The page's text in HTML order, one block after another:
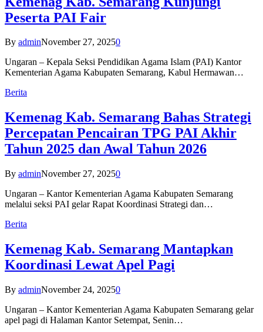
Peserta PAI Fair
By adminNovember 27, 20250
Ungaran – Kepala Seksi Pendidikan Agama Islam (PAI) Kantor
Kementerian Agama Kabupaten Semarang, Kabul Hermawan…
Berita
Kemenag Kab. Semarang Bahas Strategi
Percepatan Pencairan TPG PAI Akhir
Tahun 2025 dan Awal Tahun 2026
By adminNovember 27, 20250
Ungaran – Kantor Kementerian Agama Kabupaten Semarang
melalui seksi PAI gelar Rapat Koordinasi Strategi dan…
Berita
Kemenag Kab. Semarang Mantapkan
Koordinasi Lewat Apel Pagi
By adminNovember 24, 20250
Ungaran – Kantor Kementerian Agama Kabupaten Semarang gelar
apel pagi di Halaman Kantor Setempat, Senin…